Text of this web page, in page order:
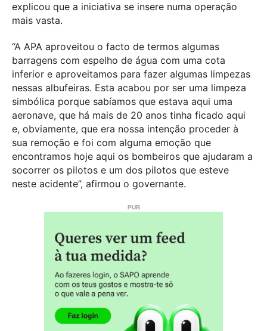
explicou que a iniciativa se insere numa operação
mais vasta.
“A APA aproveitou o facto de termos algumas
barragens com espelho de água com uma cota
inferior e aproveitamos para fazer algumas limpezas
nessas albufeiras. Esta acabou por ser uma limpeza
simbólica porque sabíamos que estava aqui uma
aeronave, que há mais de 20 anos tinha ficado aqui
e, obviamente, que era nossa intenção proceder à
sua remoção e foi com alguma emoção que
encontramos hoje aqui os bombeiros que ajudaram a
socorrer os pilotos e um dos pilotos que esteve
neste acidente”, afirmou o governante.